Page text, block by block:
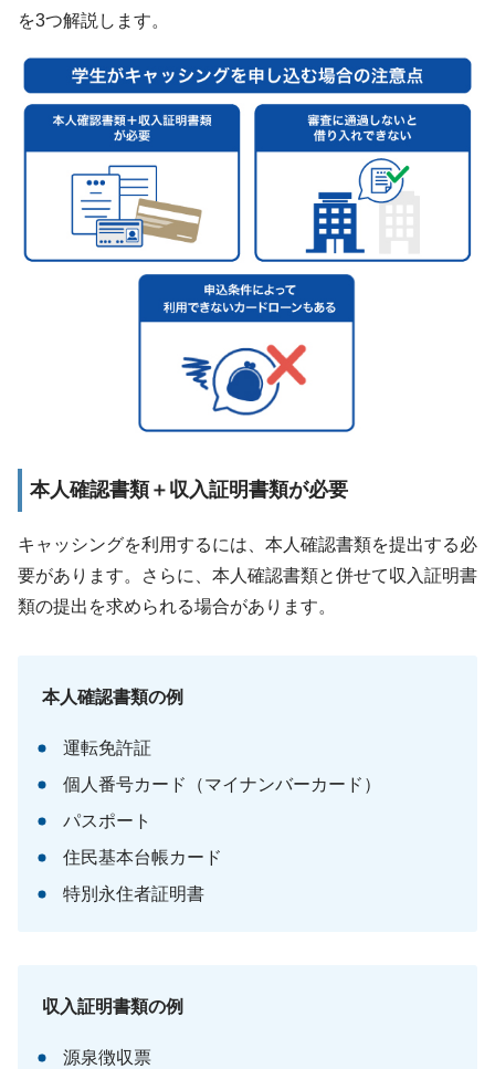
を3つ解説します。
本人確認書類＋収入証明書類が必要
キャッシングを利用するには、本人確認書類を提出する必
要があります。さらに、本人確認書類と併せて収入証明書
類の提出を求められる場合があります。
本人確認書類の例
運転免許証
個人番号カード（マイナンバーカード）
パスポート
住民基本台帳カード
特別永住者証明書
収入証明書類の例
源泉徴収票